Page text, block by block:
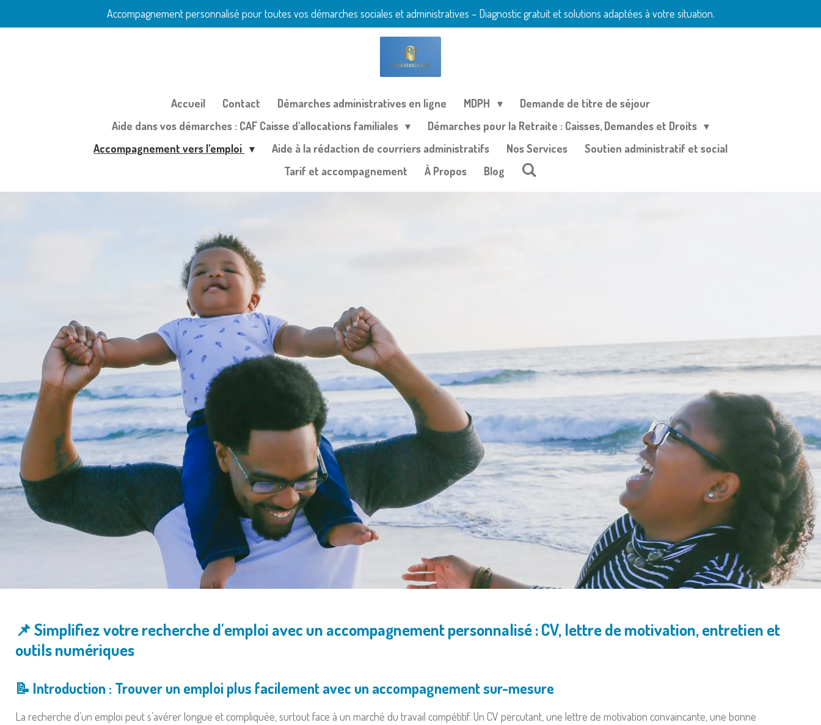
au
Accompagnement personnalisé pour toutes vos démarches sociales et administratives – Diagnostic gratuit et solutions adaptées à votre situation.
Accueil Contact Démarches administratives en ligne MDPH
Demande de titre de séjour
Aide dans vos démarches : CAF Caisse d'allocations familiales
Démarches pour la Retraite : Caisses, Demandes et Droits
Accompagnement vers l'emploi
Aide à la rédaction de courriers administratifs Nos Services
Soutien administratif et social
Tarif et accompagnement
À Propos Blog
📌 Simplifiez votre recherche d'emploi avec un accompagnement personnalisé : CV, lettre de motivation, entretien et
outils numériques
📝 Introduction : Trouver un emploi plus facilement avec un accompagnement sur-mesure
La recherche d’un emploi peut s’avérer longue et compliquée, surtout face à un marché du travail compétitif. Un CV percutant, une lettre de motivation convaincante, une bonne